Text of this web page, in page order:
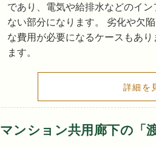
であり、電気や給排水などのイ
ない部分になります。 劣化や欠
な費用が必要になるケースもあ
ます。
詳細を
マンション共用廊下の「